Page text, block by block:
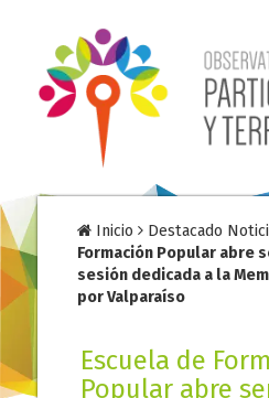
Inicio Destacado
Formación Popular abre
sesión dedicada a la
por Valparaíso
Escuela de
Popular abre